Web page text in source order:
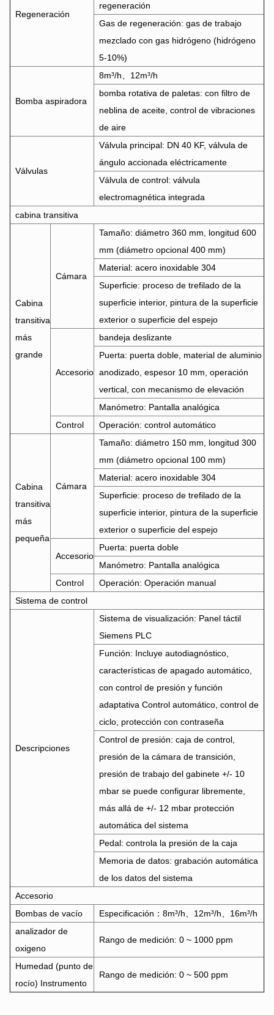
Regeneración
regeneración
Gas de regeneración: gas de trabajo
mezclado con gas hidrógeno (hidrógeno
5-10%)
Bomba aspiradora
8m³/h、12m³/h
bomba rotativa de paletas: con filtro de
neblina de aceite, control de vibraciones
de aire
Válvulas
Válvula principal: DN 40 KF, válvula de
ángulo accionada eléctricamente
Válvula de control: válvula
electromagnética integrada
cabina transitiva
Cabina
transitiva
más
grande
Cámara
Tamaño: diámetro 360 mm, longitud 600
mm (diámetro opcional 400 mm)
Material: acero inoxidable 304
Superficie: proceso de trefilado de la
superficie interior, pintura de la superficie
exterior o superficie del espejo
Accesorio
bandeja deslizante
Puerta: puerta doble, material de aluminio
anodizado, espesor 10 mm, operación
vertical, con mecanismo de elevación
Manómetro: Pantalla analógica
Control
Operación: control automático
Cabina
transitiva
más
pequeña
Cámara
Tamaño: diámetro 150 mm, longitud 300
mm (diámetro opcional 100 mm)
Material: acero inoxidable 304
Superficie: proceso de trefilado de la
superficie interior, pintura de la superficie
exterior o superficie del espejo
Accesorio
Puerta: puerta doble
Manómetro: Pantalla analógica
Control
Operación: Operación manual
Sistema de control
Descripciones
Sistema de visualización: Panel táctil
Siemens PLC
Función: Incluye autodiagnóstico,
características de apagado automático,
con control de presión y función
adaptativa Control automático, control de
ciclo, protección con contraseña
Control de presión: caja de control,
presión de la cámara de transición,
presión de trabajo del gabinete +/- 10
mbar se puede configurar libremente,
más allá de +/- 12 mbar protección
automática del sistema
Pedal: controla la presión de la caja
Memoria de datos: grabación automática
de los datos del sistema
Accesorio
Bombas de vacío
Especificación：8m³/h、12m³/h、16m³/h
analizador de
oxigeno
Rango de medición: 0 ~ 1000 ppm
Humedad (punto de
rocío) Instrumento
Rango de medición: 0 ~ 500 ppm